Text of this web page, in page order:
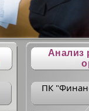
Анализ
ПК